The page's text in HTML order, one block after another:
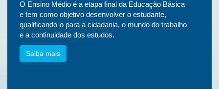
O Ensino Médio é a etapa final da Educação Básica
e tem como objetivo desenvolver o estudante,
qualificando-o para a cidadania, o mundo do trabalho
e a continuidade dos estudos.
Saiba mais